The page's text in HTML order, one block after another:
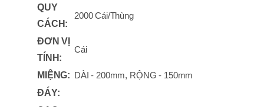
QUY
CÁCH:
2000 Cái/Thùng
ĐƠN VỊ
TÍNH:
Cái
MIỆNG: DÀI - 200mm, RỘNG - 150mm
ĐÁY: